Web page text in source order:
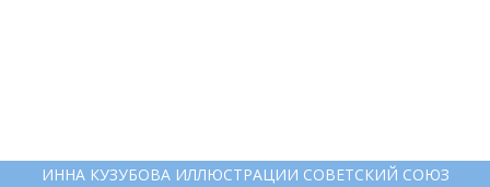
ИННА КУЗУБОВА ИЛЛЮСТРАЦИИ СОВЕТСКИЙ СОЮЗ